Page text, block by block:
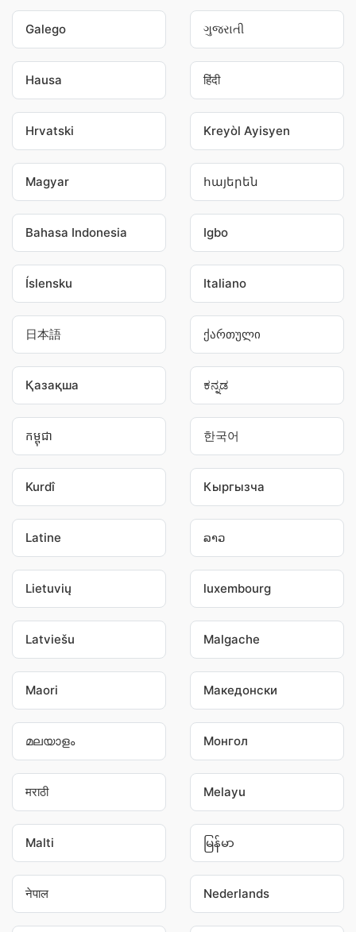
Galego ગુજરાતી
Hausa हिंदी
Hrvatski Kreyòl Ayisyen
Magyar հայերեն
Bahasa Indonesia Igbo
Íslensku Italiano
日本語 ქართული
Қазақша ಕನ್ನಡ
កម្ពុជា 한국어
Kurdî Кыргызча
Latine ລາວ
Lietuvių luxembourg
Latviešu Malgache
Maori Македонски
മലയാളം Монгол
मराठी Melayu
Malti မြန်မာ
नेपाल Nederlands